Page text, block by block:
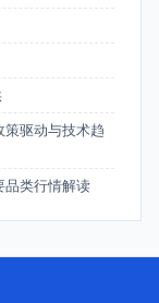
驱动与技术趋
品类行情解读